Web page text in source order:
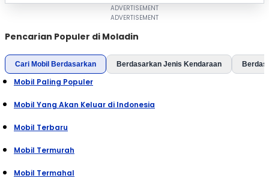
Pencarian Populer di Moladin
Cari Mobil Berdasarkan Berdasarkan Jenis Kendaraan
Mobil Paling Populer
Mobil Yang Akan Keluar di Indonesia
Mobil Terbaru
Mobil Termurah
Mobil Termahal